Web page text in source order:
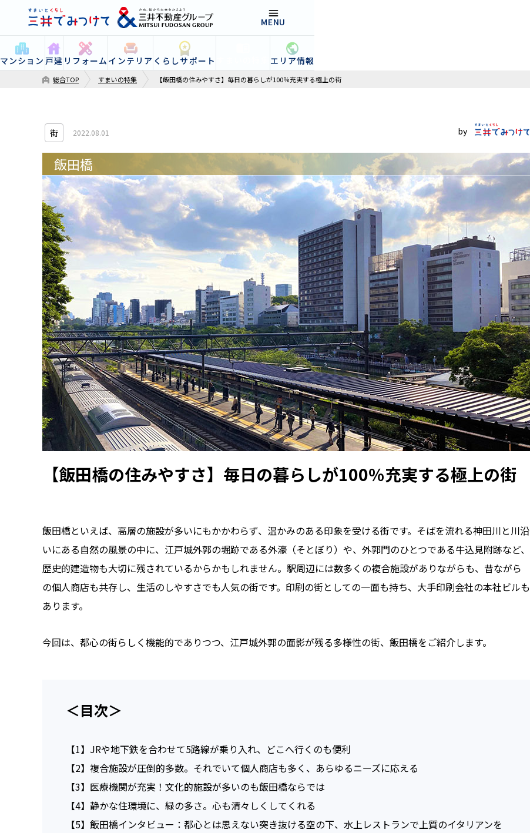
MENU
マンション 戸建 リフォーム インテリア くらしサポート エリア情報
総合TOP すまいの特集 【飯田橋の住みやすさ】毎日の暮らしが100％充実する極上の街
街 2022.08.01
飯田橋
【飯田橋の住みやすさ】毎日の暮らしが100％充実する極上の街
飯田橋といえば、高層の施設が多いにもかかわらず、温かみのある印象を受ける街です。そばを流れる神田川と川沿
いにある自然の風景の中に、江戸城外郭の堀跡である外濠（そとぼり）や、外郭門のひとつである牛込見附跡など、
歴史的建造物も大切に残されているからかもしれません。駅周辺には数多くの複合施設がありながらも、昔ながら
の個人商店も共存し、生活のしやすさでも人気の街です。印刷の街としての一面も持ち、大手印刷会社の本社ビルも
あります。
今回は、都心の街らしく機能的でありつつ、江戸城外郭の面影が残る多様性の街、飯田橋をご紹介します。
＜目次＞
【1】 JRや地下鉄を合わせて5路線が乗り入れ、どこへ行くのも便利
【2】 複合施設が圧倒的多数。それでいて個人商店も多く、あらゆるニーズに応える
【3】 医療機関が充実！文化的施設が多いのも飯田橋ならでは
【4】 静かな住環境に、緑の多さ。心も清々しくしてくれる
【5】 飯田橋インタビュー：都心とは思えない突き抜ける空の下、水上レストランで上質のイタリアンを